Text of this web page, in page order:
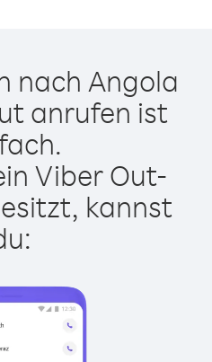
nach Angola
anrufen ist
Viber Out-
kannst